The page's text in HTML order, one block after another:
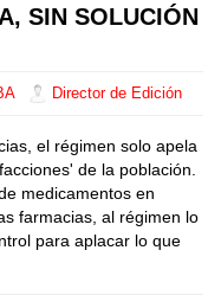
SIN SOLUCIÓN
Director de Edición
el régimen solo apela
de la población.
medicamentos en
farmacias, al régimen lo
para aplacar lo que